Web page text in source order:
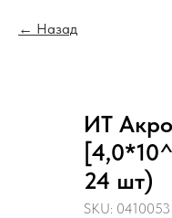
Назад
ИТ
24 шт)
SKU: 0410053